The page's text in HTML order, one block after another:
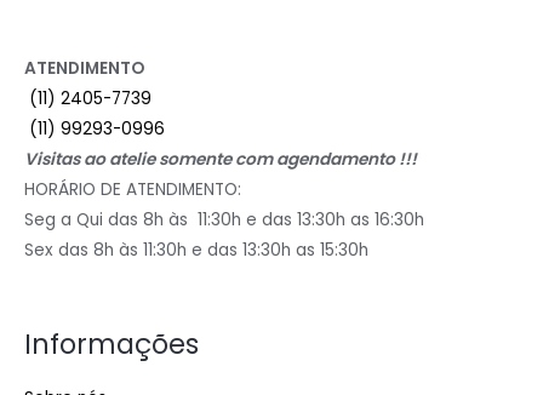
ATENDIMENTO
(11) 2405-7739
(11) 99293-0996
Visitas ao atelie somente com agendamento !!!
HORÁRIO DE ATENDIMENTO:
Seg a Qui das 8h às 11:30h e das 13:30h as 16:30h
Sex das 8h às 11:30h e das 13:30h as 15:30h
Informações